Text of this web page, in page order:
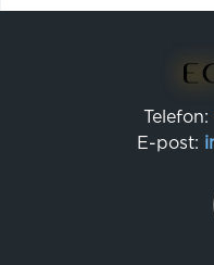
Telefon:
E-post: